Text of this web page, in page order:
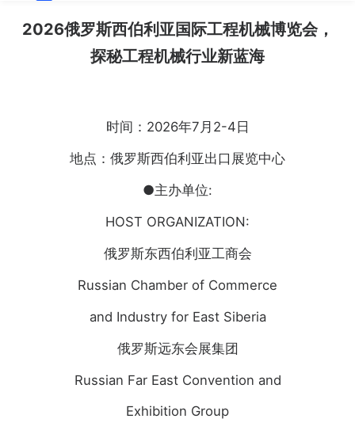
2026俄罗斯西伯利亚国际工程机械博览会，
探秘工程机械行业新蓝海
时间：2026年7月2-4日
地点：俄罗斯西伯利亚出口展览中心
●主办单位:
HOST ORGANIZATION:
俄罗斯东西伯利亚工商会
Russian Chamber of Commerce
and Industry for East Siberia
俄罗斯远东会展集团
Russian Far East Convention and
Exhibition Group